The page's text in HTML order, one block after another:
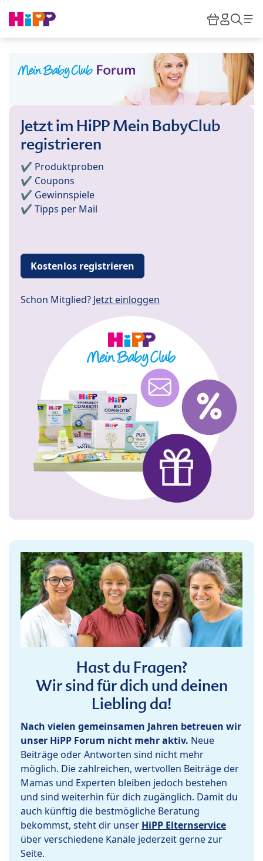
HiPP
Jetzt im HiPP Mein BabyClub
registrieren
✔️ Produktproben
✔️ Coupons
✔️ Gewinnspiele
✔️ Tipps per Mail
Kostenlos registrieren
Schon Mitglied? Jetzt einloggen
Hast du Fragen?
Wir sind für dich und deinen
Liebling da!
Nach vielen gemeinsamen Jahren betreuen wir
unser HiPP Forum nicht mehr aktiv. Neue
Beiträge oder Antworten sind nicht mehr
möglich. Die zahlreichen, wertvollen Beiträge der
Mamas und Experten bleiben jedoch bestehen
und sind weiterhin für dich zugänglich. Damit du
auch künftig die bestmögliche Beratung
bekommst, steht dir unser HiPP Elternservice
über verschiedene Kanäle jederzeit gerne zur
Seite.